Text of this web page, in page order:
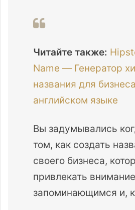
Читайте также:
Name — Генератор
названия для
английском языке
Вы задумывались
том, как создать
своего бизнеса,
привлекать
запоминающимся и,